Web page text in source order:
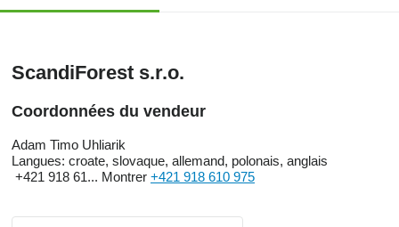
ScandiForest s.r.o.
Coordonnées du vendeur
Adam Timo Uhliarik
Langues: croate, slovaque, allemand, polonais, anglais
+421 918 61... Montrer +421 918 610 975